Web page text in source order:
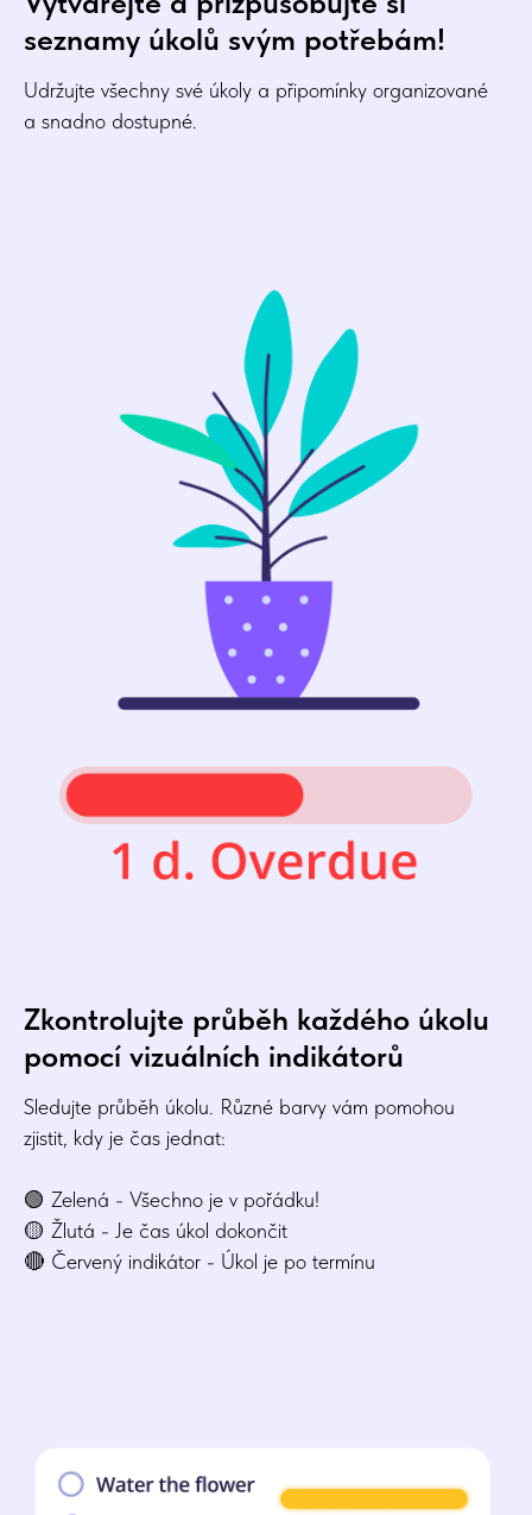
seznamy úkolů svým potřebám!
Udržujte všechny své úkoly a připomínky organizované
a snadno dostupné.
Zkontrolujte průběh každého úkolu
pomocí vizuálních indikátorů
Sledujte průběh úkolu. Různé barvy vám pomohou
zjistit, kdy je čas jednat:
🟢 Zelená - Všechno je v pořádku!
🟡 Žlutá - Je čas úkol dokončit
🔴 Červený indikátor - Úkol je po termínu